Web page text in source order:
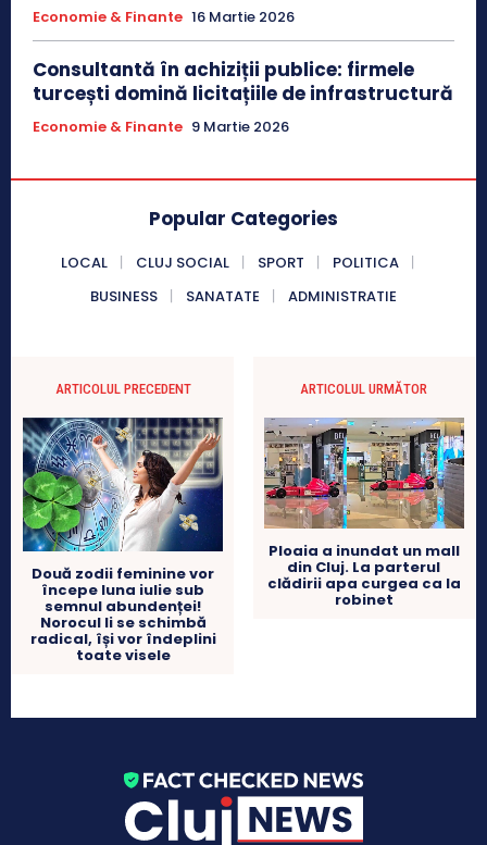
Economie & Finante 16 Martie 2026
Consultantă în achiziții publice: firmele
turcești domină licitațiile de infrastructură
Economie & Finante 9 Martie 2026
Popular Categories
LOCAL CLUJ SOCIAL SPORT
POLITICA
BUSINESS
SANATATE ADMINISTRATIE
ARTICOLUL PRECEDENT
Două zodii feminine vor
începe luna iulie sub
semnul abundenței!
Norocul li se schimbă
radical, își vor îndeplini
toate visele
ARTICOLUL URMĂTOR
Ploaia a inundat un mall
din Cluj. La parterul
clădirii apa curgea ca la
robinet